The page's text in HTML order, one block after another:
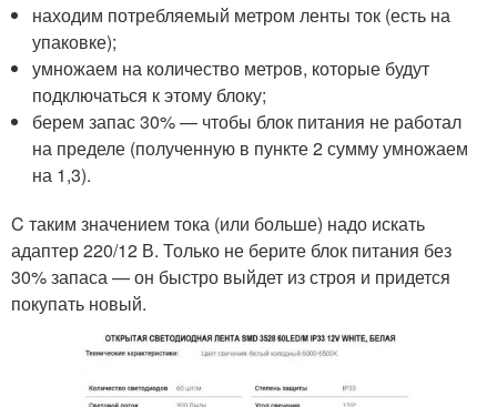
находим потребляемый метром ленты ток (есть на
упаковке);
умножаем на количество метров, которые будут
подключаться к этому блоку;
берем запас 30% — чтобы блок питания не работал
на пределе (полученную в пункте 2 сумму умножаем
на 1,3).
C таким значением тока (или больше) надо искать
адаптер 220/12 В. Только не берите блок питания без
30% запаса — он быстро выйдет из строя и придется
покупать новый.